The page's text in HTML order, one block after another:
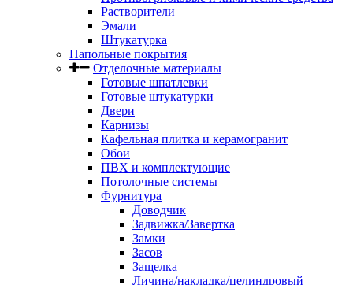
Растворители
Эмали
Штукатурка
Напольные покрытия
Отделочные материалы
Готовые шпатлевки
Готовые штукатурки
Двери
Карнизы
Кафельная плитка и керамогранит
Обои
ПВХ и комплектующие
Потолочные системы
Фурнитура
Доводчик
Задвижка/Завертка
Замки
Засов
Защелка
Личина/накладка/целиндровый